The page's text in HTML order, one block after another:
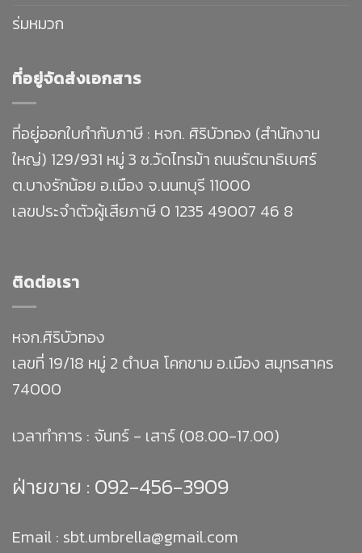
ร่มหมวก
ที่อยู่จัดส่งเอกสาร
ที่อยู่ออกใบกำกับภาษี : หจก. ศิริบัวทอง (สำนักงาน
ใหญ่) 129/931 หมู่ 3 ซ.วัดไทรม้า ถนนรัตนาธิเบศร์
ต.บางรักน้อย อ.เมือง จ.นนทบุรี 11000
เลขประจำตัวผู้เสียภาษี 0 1235 49007 46 8
ติดต่อเรา
หจก.ศิริบัวทอง
เลขที่ 19/18 หมู่ 2 ตำบล โคกขาม อ.เมือง สมุทรสาคร
74000
เวลาทำการ : จันทร์ - เสาร์ (08.00-17.00)
ฝ่ายขาย : 092-456-3909
Email : sbt.umbrella@gmail.com